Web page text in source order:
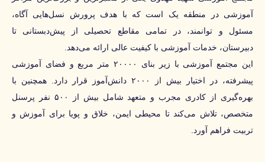
آموزشی در منطقه یک است که با هدف پرورش نسل‌هایی آگاه،
مسئول و توانمند، در تمامی مقاطع تحصیلی از پیش‌دبستانی تا
دبیرستان، خدمات آموزشی با کیفیت عالی ارائه می‌دهد.
این مجتمع آموزشی با زیر بنای ۲۰۰۰۰ متر مربع و فضای آموزشی
پیشرفته، در اختیار بیش از ۲۰۰۰ دانش‌آموز قرار دارد. همچنین با
بهره‌گیری از کادری مجرب و متعهد شامل بیش از ۵۰۰ نفر پرسنل
متخصص، تلاش می‌کند تا محیطی ایمن، خلاق و پویا برای آموزش و
تربیت فراهم آورد.